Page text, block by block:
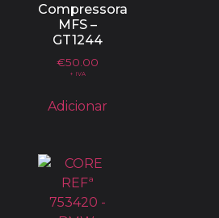
Compressora
MFS –
GT1244
€50.00
+ IVA
Adicionar